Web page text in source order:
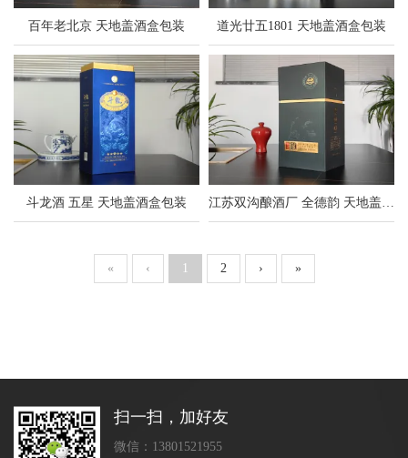
百年老北京 天地盖酒盒包装 道光廿五1801 天地盖酒盒包装
斗龙酒 五星 天地盖酒盒包装 江苏双沟酿酒厂 全德韵 天地盖酒盒包装
« ‹ 1 2 › »
扫一扫，加好友
微信：13801521955